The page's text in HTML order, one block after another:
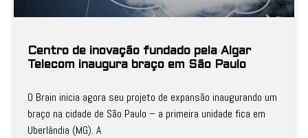
Centro de inovação fundado pela Algar
Telecom inaugura braço em São Paulo
O Brain inicia agora seu projeto de expansão inaugurando um
braço na cidade de São Paulo – a primeira unidade fica em
Uberlândia (MG). A